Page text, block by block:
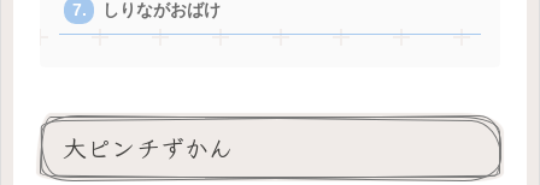
しりながおばけ
大ピンチずかん